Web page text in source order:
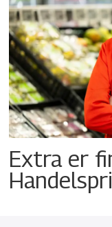
Extra er